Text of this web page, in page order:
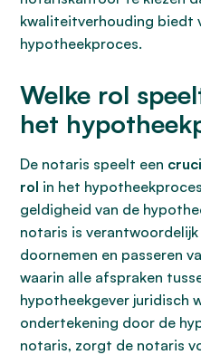
kwaliteitverhouding biedt
hypotheekproces.
Welke rol
het
De notaris speelt een
rol in het
geldigheid van de
notaris is
doornemen en passeren
waarin alle afspraken
hypotheekgever juridisch
ondertekening door de
notaris, zorgt de notaris